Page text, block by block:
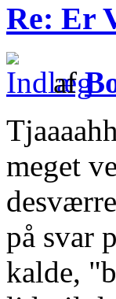
Re: Er
af
meget
på svar
kalde,